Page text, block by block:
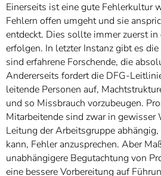
Einerseits ist eine gute Fehlerkultur
Fehlern offen umgeht und sie
entdeckt. Dies sollte immer zuerst
erfolgen. In letzter Instanz gibt es
sind erfahrene Forschende, die
Andererseits fordert die DFG-
leitende Personen auf,
und so Missbrauch vorzubeugen.
Mitarbeitende sind zwar in gewisser
Leitung der Arbeitsgruppe
kann, Fehler anzusprechen. Aber
unabhängigere Begutachtung von
eine bessere Vorbereitung auf